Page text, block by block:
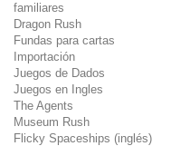
familiares
Dragon Rush
Fundas para cartas
Importación
Juegos de Dados
Juegos en Ingles
The Agents
Museum Rush
Flicky Spaceships (inglés)